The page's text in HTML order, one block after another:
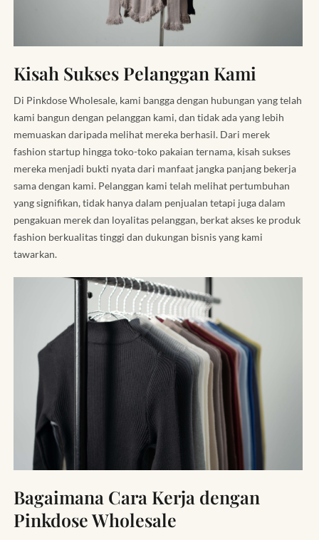
Kisah Sukses Pelanggan Kami
Di Pinkdose Wholesale, kami bangga dengan hubungan yang telah
kami bangun dengan pelanggan kami, dan tidak ada yang lebih
memuaskan daripada melihat mereka berhasil. Dari merek
fashion startup hingga toko-toko pakaian ternama, kisah sukses
mereka menjadi bukti nyata dari manfaat jangka panjang bekerja
sama dengan kami. Pelanggan kami telah melihat pertumbuhan
yang signifikan, tidak hanya dalam penjualan tetapi juga dalam
pengakuan merek dan loyalitas pelanggan, berkat akses ke produk
fashion berkualitas tinggi dan dukungan bisnis yang kami
tawarkan.
Bagaimana Cara Kerja dengan
Pinkdose Wholesale